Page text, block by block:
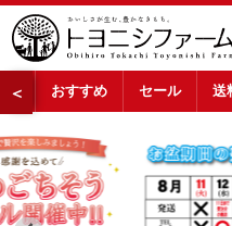
＜ おすすめ セール 送